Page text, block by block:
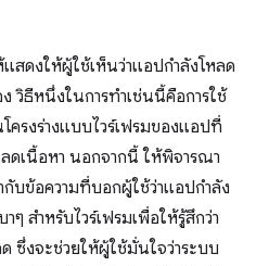
ดงให้ผู้ใช้เห็นว่าแอปกำลังโหลด
วิธีหนึ่งในการทำเช่นนี้คือการใช้
ครงร่างแบบไวร์เฟรมของแอปที่
เนื้อหา นอกจากนี้ ให้พิจารณา
บข้อความที่บอกผู้ใช้ว่าแอปกำลัง
สำหรับไวร์เฟรมเพื่อให้รู้สึกว่า
ซึ่งจะช่วยให้ผู้ใช้มั่นใจว่าระบบ